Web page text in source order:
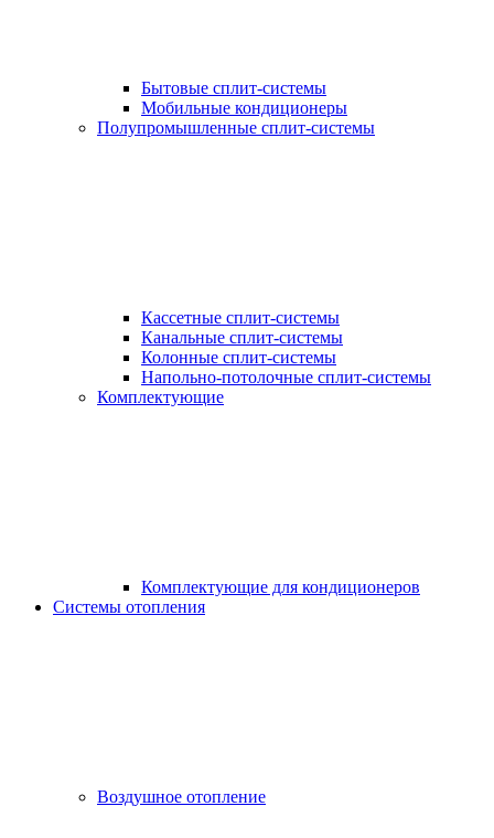
Бытовые сплит-системы
Мобильные кондиционеры
Полупромышленные сплит-системы
Кассетные сплит-системы
Канальные сплит-системы
Колонные сплит-системы
Напольно-потолочные сплит-системы
Комплектующие
Комплектующие для кондиционеров
Системы отопления
Воздушное отопление